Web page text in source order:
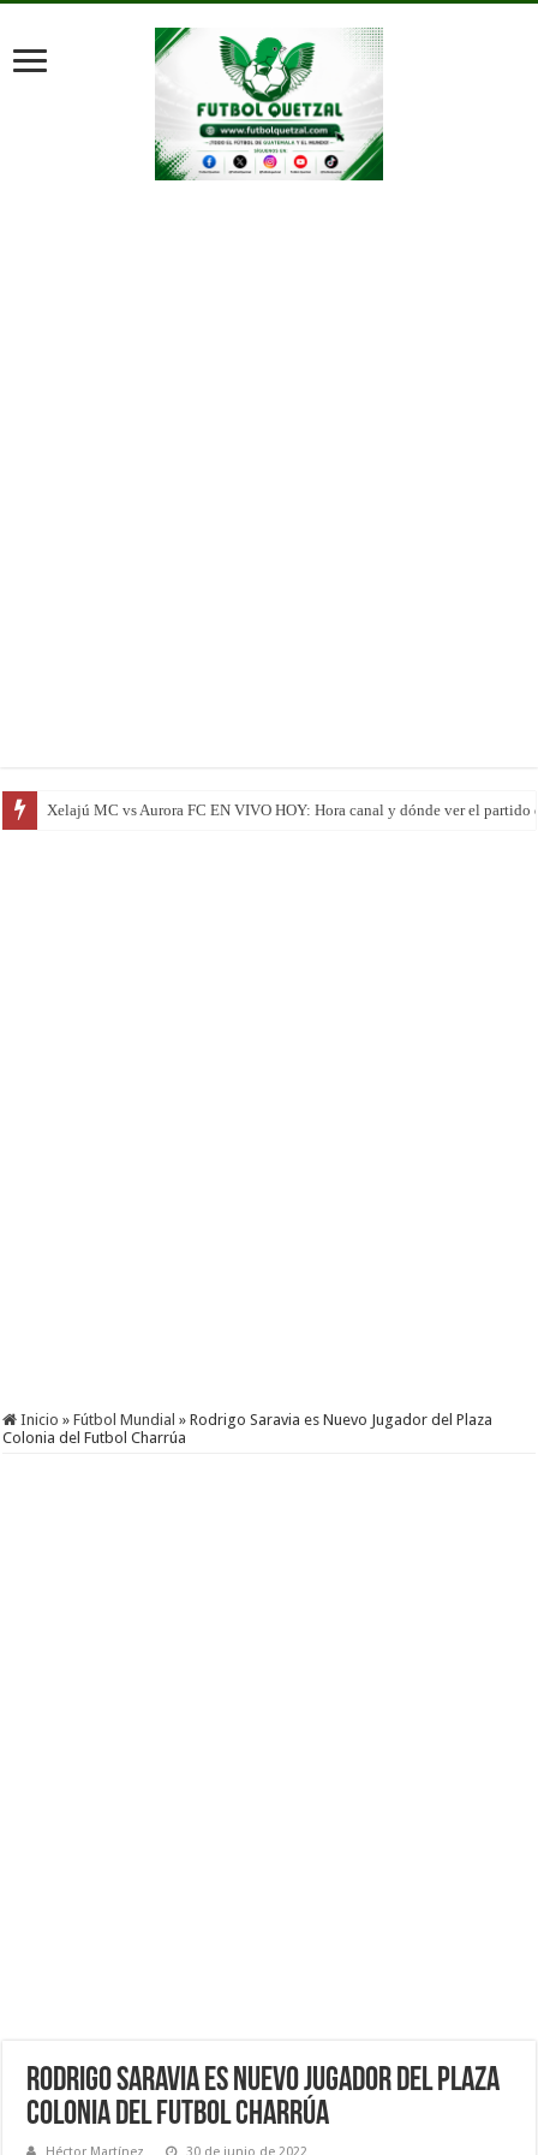
Marquense vs Municipal EN VIVO HOY: el campeón visita una de las
Inicio » Fútbol Mundial » Rodrigo Saravia es Nuevo Jugador del Plaza
Colonia del Futbol Charrúa
Rodrigo Saravia es Nuevo Jugador del Plaza
Colonia del Futbol Charrúa
Héctor Martínez
30 de junio de 2022